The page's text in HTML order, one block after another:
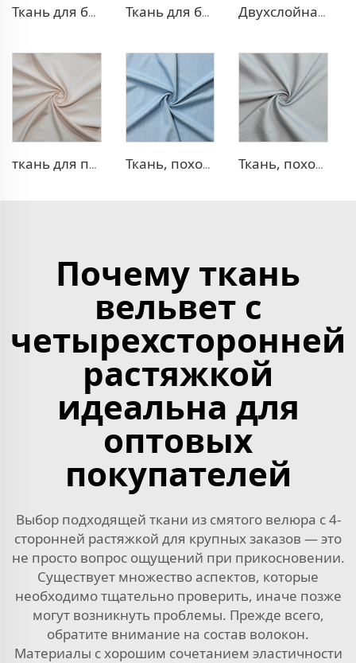
Ткань для блейзера TR с эффектом стрейч Ткань для блейзера TR в рубчик Двухслойная ткань для платья TR
ткань для платья 100% лиоцелл, похожая на лен Ткань, похожая на деним, TR Ткань, похожая на деним, TR с эффектом стрейч
Почему ткань
вельвет с
четырехсторонней
растяжкой
идеальна для
оптовых
покупателей
Выбор подходящей ткани из смятого велюра с 4-
сторонней растяжкой для крупных заказов — это
не просто вопрос ощущений при прикосновении.
Существует множество аспектов, которые
необходимо тщательно проверить, иначе позже
могут возникнуть проблемы. Прежде всего,
обратите внимание на состав волокон.
Материалы с хорошим сочетанием эластичности